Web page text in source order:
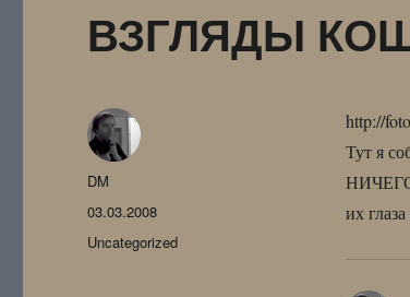
ВЗГЛЯДЫ
http://
Тут я
НИЧЕГО
их
Автор
DM
Опубликовано
03.03.2008
Рубрики
Uncategorized